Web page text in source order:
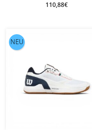
110,88€
NEU